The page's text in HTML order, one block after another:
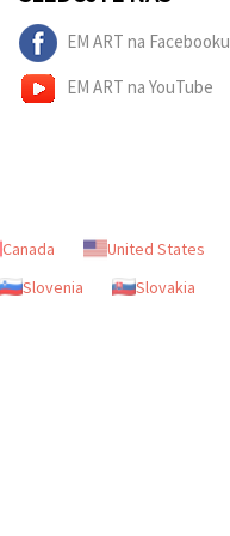
EM ART na Facebooku
EM ART na YouTube
Canada United States
Slovenia Slovakia